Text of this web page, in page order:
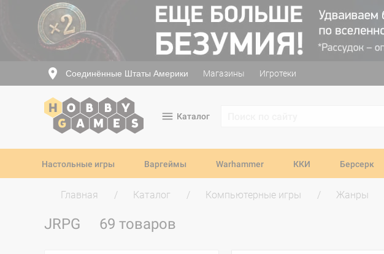
Соединённые Штаты Америки Магазины Игротеки
Каталог
Настольные игры Варгеймы Warhammer ККИ Берсерк
Главная Каталог Компьютерные игры Жанры
JRPG 69 товаров